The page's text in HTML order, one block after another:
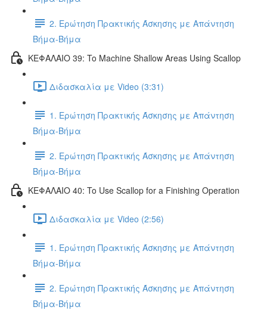
2. Ερώτηση Πρακτικής Άσκησης με Απάντηση
Βήμα-Βήμα
ΚΕΦΑΛΑΙΟ 39: To Machine Shallow Areas Using Scallop
Διδασκαλία με Video (3:31)
1. Ερώτηση Πρακτικής Άσκησης με Απάντηση
Βήμα-Βήμα
2. Ερώτηση Πρακτικής Άσκησης με Απάντηση
Βήμα-Βήμα
ΚΕΦΑΛΑΙΟ 40: To Use Scallop for a Finishing Operation
Διδασκαλία με Video (2:56)
1. Ερώτηση Πρακτικής Άσκησης με Απάντηση
Βήμα-Βήμα
2. Ερώτηση Πρακτικής Άσκησης με Απάντηση
Βήμα-Βήμα